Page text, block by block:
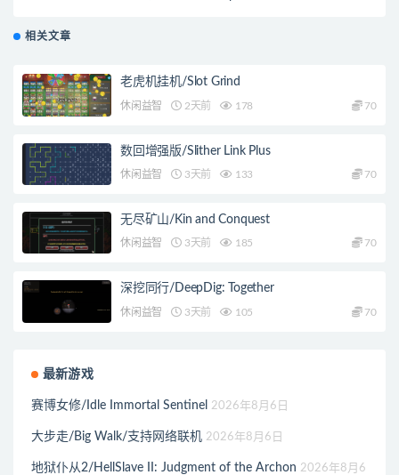
相关文章
老虎机挂机/Slot Grind
休闲益智 2天前 178 70
数回增强版/Slither Link Plus
休闲益智 3天前 133 70
无尽矿山/Kin and Conquest
休闲益智 3天前 185 70
深挖同行/DeepDig: Together
休闲益智 3天前 105 70
最新游戏
赛博女修/Idle Immortal Sentinel 2026年8月6日
大步走/Big Walk/支持网络联机 2026年8月6日
地狱仆从2/HellSlave II: Judgment of the Archon 2026年8月6